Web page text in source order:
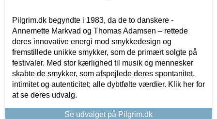
Pilgrim.dk begyndte i 1983, da de to danskere -
Annemette Markvad og Thomas Adamsen – rettede
deres innovative energi mod smykkedesign og
fremstillede unikke smykker, som de primært solgte på
festivaler. Med stor kærlighed til musik og mennesker
skabte de smykker, som afspejlede deres spontanitet,
intimitet og autenticitet; alle dybtfølte værdier. Klik her for
at se deres udvalg.
Se udvalget på Pilgrim.dk